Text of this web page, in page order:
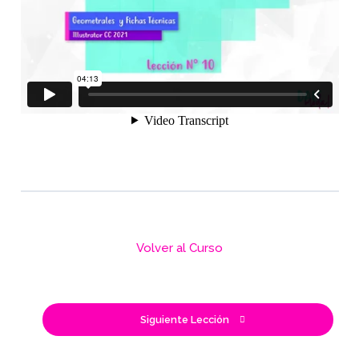
Volver al Curso
Siguiente Lección